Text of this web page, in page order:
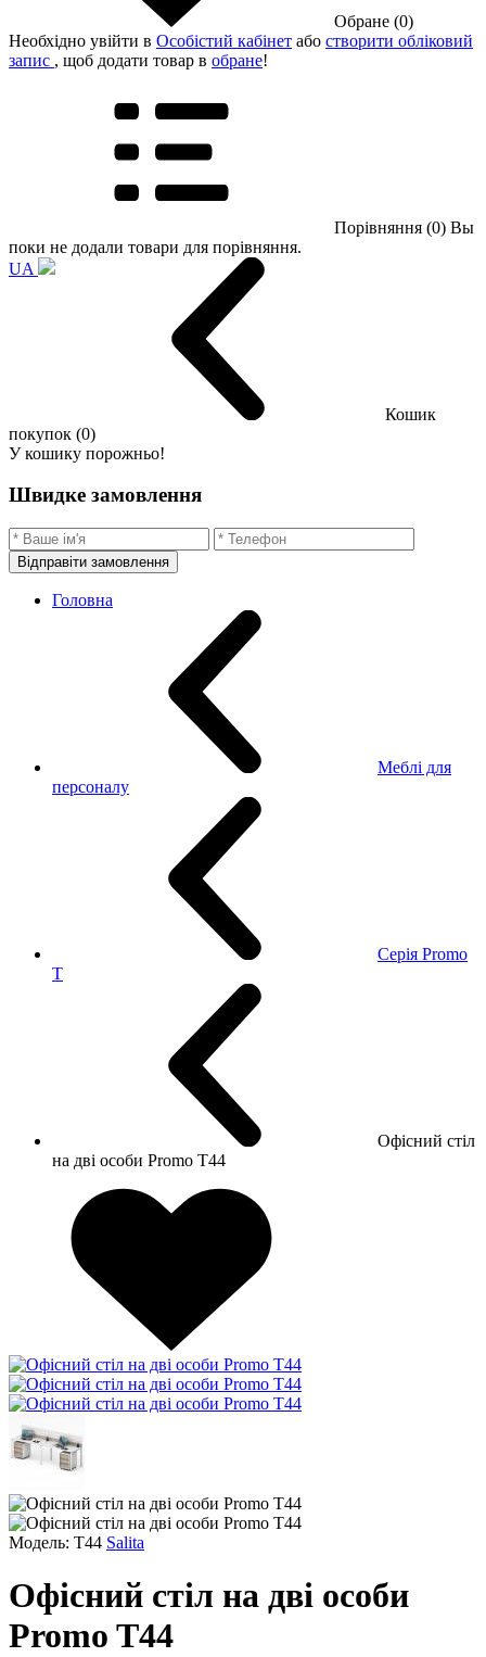
Обране (0)
Необхідно увійти в Особістий кабінет або створити обліковий
запис , щоб додати товар в обране!
Порівняння (0) Вы
поки не додали товари для порівняння.
UA
Кошик
покупок (0)
У кошику порожньо!
Швидке замовлення
Відправіти замовлення
Головна
Меблі для
персоналу
Серія Promo
Т
Офісний стіл
на дві особи Promo T44
Модель: T44 Salita
Офісний стіл на дві особи
Promo T44